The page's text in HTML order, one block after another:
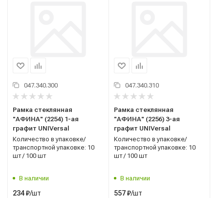
047.340.300
Рамка стеклянная
"АФИНА" (2254) 1-ая
графит UNIVersal
Количество в упаковке/
транспортной упаковке: 10
шт / 100 шт
В наличии
234₽/шт
047.340.310
Рамка стеклянная
"АФИНА" (2256) 3-ая
графит UNIVersal
Количество в упаковке/
транспортной упаковке: 10
шт / 100 шт
В наличии
557₽/шт